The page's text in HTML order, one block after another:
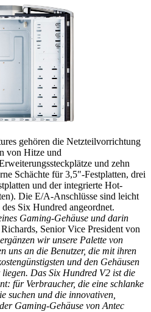
gehören die Netzteilvorrichtung
von Hitze und
und zehn
Schächte für 3,5"-Festplatten, drei
und der integrierte Hot-
Die E/A-Anschlüsse sind leicht
Six Hundred angeordnet.
Gaming-Gehäuse und darin
Senior Vice President von
wir unsere Palette von
uns an die Benutzer, die mit ihren
und den Gehäusen
Das Six Hundred V2 ist die
für Verbraucher, die eine schlanke
suchen und die innovativen,
Gaming-Gehäuse von Antec